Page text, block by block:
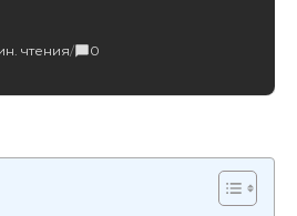
чтения/ 0